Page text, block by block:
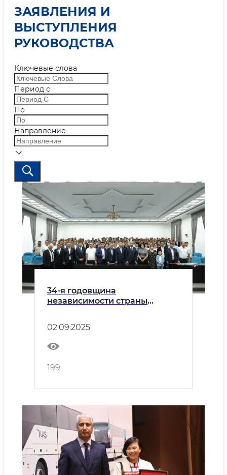
ЗАЯВЛЕНИЯ И
ВЫСТУПЛЕНИЯ
РУКОВОДСТВА
Ключевые слова
Период с
По
Направление
34-я годовщина
независимости страны
автомобильных дорог и его
системных организаций.
02.09.2025
199